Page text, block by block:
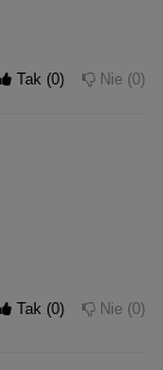
Tak 0 Nie 0
Tak 0 Nie 0